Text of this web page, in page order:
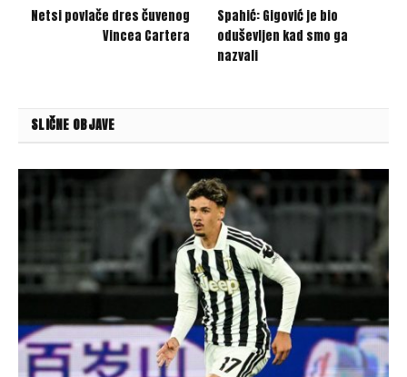
Netsi povlače dres čuvenog
Vincea Cartera
Spahić: Gigović je bio
oduševljen kad smo ga
nazvali
SLIČNE OBJAVE